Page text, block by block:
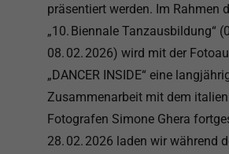
präsentiert werden. Im Rahmen
„10. Biennale Tanzausbildung“
08. 02. 2026) wird mit der
„DANCER INSIDE“ eine
Zusammenarbeit mit dem
Fotografen Simone Ghera
28. 02. 2026 laden wir während